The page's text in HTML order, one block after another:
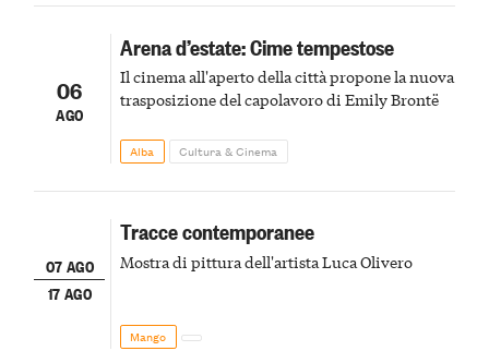
06
AGO
Arena d’estate: Cime tempestose
Il cinema all'aperto della città propone la nuova
trasposizione del capolavoro di Emily Brontë
Alba Cultura & Cinema
07 AGO
17 AGO
Tracce contemporanee
Mostra di pittura dell'artista Luca Olivero
Mango